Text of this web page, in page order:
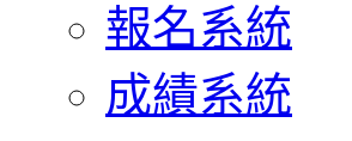
報名系統
成績系統